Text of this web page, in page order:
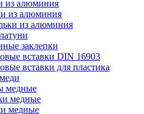
из алюминия
из алюминия
из алюминия
заклепки
вставки DIN 16903
вставки для пластика
медные
медные
медные